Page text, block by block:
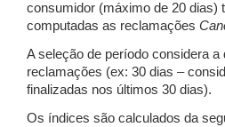
consumidor (máximo de 20 dias)
computadas as reclamações
A seleção de período considera a
reclamações (ex: 30 dias –
finalizadas nos últimos 30 dias).
Os índices são calculados da